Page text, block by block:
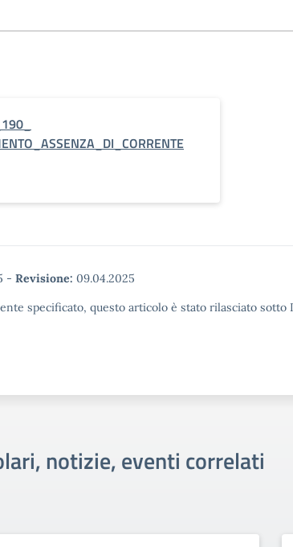
- Revisione: 09.04.2025
specificato, questo articolo è stato rilasciato
notizie, eventi correlati